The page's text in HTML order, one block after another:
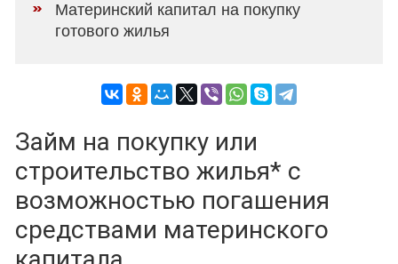
Материнский капитал на покупку
готового жилья
Займ на покупку или
строительство жилья* с
возможностью погашения
средствами материнского